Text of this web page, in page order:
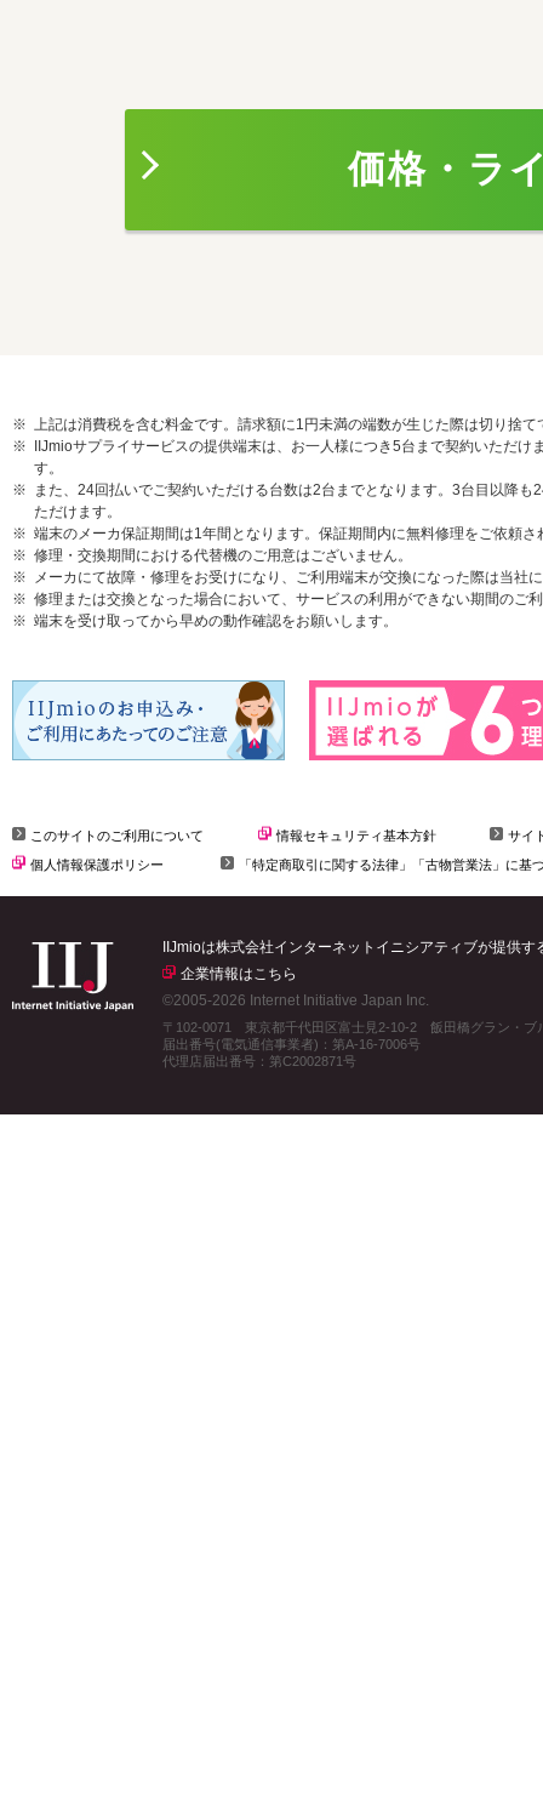
価格・ラ
上記は消費税を含む料金です。請求額に1円未満の端数が生じた際は切り捨て
IIJmioサプライサービスの提供端末は、お一人様につき5台まで契約いただ
す。
また、24回払いでご契約いただける台数は2台までとなります。3台目以降
ただけます。
端末のメーカ保証期間は1年間となります。保証期間内に無料修理をご依頼
修理・交換期間における代替機のご用意はございません。
メーカにて故障・修理をお受けになり、ご利用端末が交換になった際は当社
修理または交換となった場合において、サービスの利用ができない期間のご
端末を受け取ってから早めの動作確認をお願いします。
このサイトのご利用について 情報セキュリティ基本方針
サイ
個人情報保護ポリシー
「特定商取引に関する法律」「古物営業法」に基
IIJmioは株式会社インターネットイニシアティブが提供
企業情報はこちら
©2005-2026 Internet Initiative Japan Inc.
〒102-0071 東京都千代田区富士見2-10-2 飯田橋グラン・ブ
届出番号(電気通信事業者)：第A-16-7006号
代理店届出番号：第C2002871号